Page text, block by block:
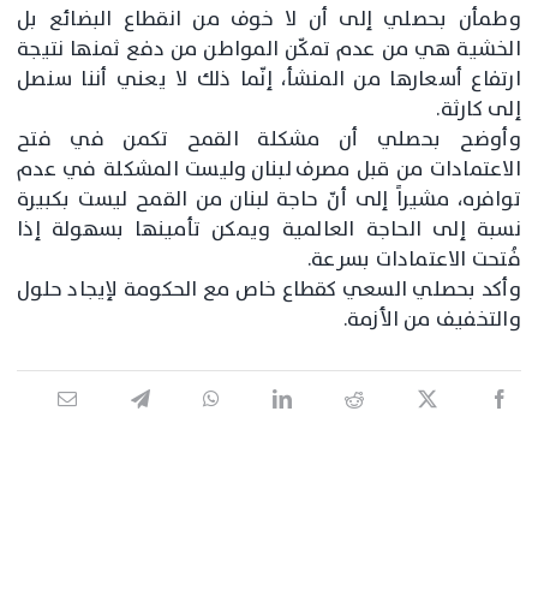
وطمأن بحصلي إلى أن لا خوف من انقطاع البضائع بل
الخشية هي من عدم تمكّن المواطن من دفع ثمنها نتيجة
ارتفاع أسعارها من المنشأ، إنّما ذلك لا يعني أننا سنصل
إلى كارثة.
وأوضح بحصلي أن مشكلة القمح تكمن في فتح
الاعتمادات من قبل مصرف لبنان وليست المشكلة في عدم
توافره، مشيراً إلى أنّ حاجة لبنان من القمح ليست بكبيرة
نسبة إلى الحاجة العالمية ويمكن تأمينها بسهولة إذا
فُتحت الاعتمادات بسرعة.
وأكد بحصلي السعي كقطاع خاص مع الحكومة لإيجاد حلول
والتخفيف من الأزمة.